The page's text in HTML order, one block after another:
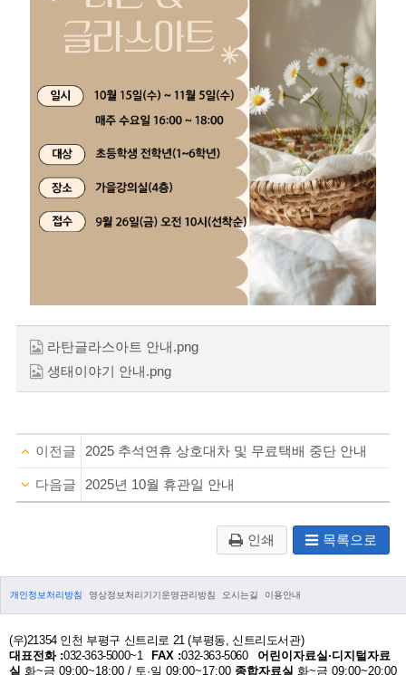
라탄글라스아트 안내.png
생태이야기 안내.png
이전글 2025 추석연휴 상호대차 및 무료택배 중단 안내
다음글 2025년 10월 휴관일 안내
인쇄 목록으로
개인정보처리방침 영상정보처리기기운영관리방침 오시는길 이용안내
(우)21354 인천 부평구 신트리로 21 (부평동, 신트리도서관)
대표전화 :032-363-5000~1 FAX :032-363-5060
어린이자료실·디지털자료
실 화~금 09:00~18:00 / 토·일 09:00~17:00 종합자료실 화~금 09:00~20:00